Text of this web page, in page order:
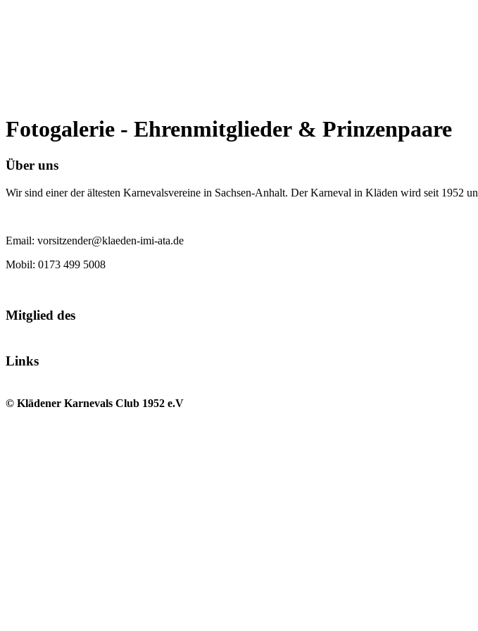
Fotogalerie - Ehrenmitglieder & Prinzenpaare
Über uns
Wir sind einer der ältesten Karnevalsvereine in Sachsen-Anhalt. Der Karneval in Kläden wird seit 1952
Email: vorsitzender@klaeden-imi-ata.de
Mobil: 0173 499 5008
Mitglied des
Links
© Klädener Karnevals Club 1952 e.V